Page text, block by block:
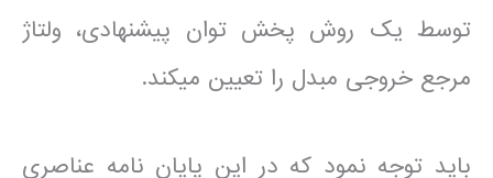
توسط یک روش پخش توان پیشنهادی، ولتاژ
مرجع خروجی مبدل را تعیین می­کند.
باید توجه نمود که در این پایان نامه عناصری